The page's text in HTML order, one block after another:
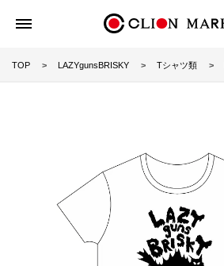
TOP LAZYgunsBRISKY Tシャツ類